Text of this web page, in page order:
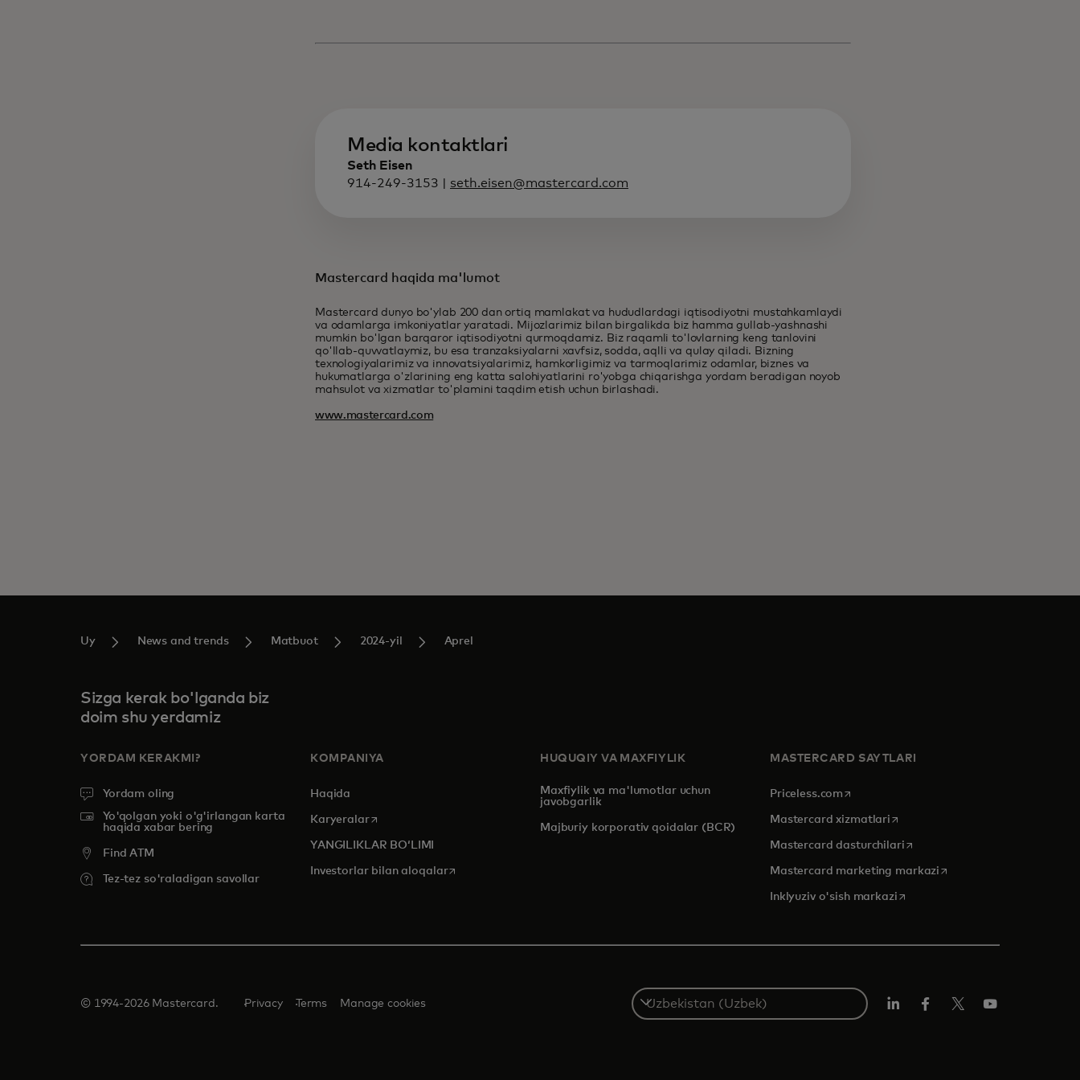
Media kontaktlari
Seth Eisen
914-249-3153 | seth.eisen@mastercard.com
Mastercard haqida ma'lumot
Mastercard dunyo bo'ylab 200 dan ortiq mamlakat va hududlardagi iqtisodiyotni mustahkamlaydi
va odamlarga imkoniyatlar yaratadi. Mijozlarimiz bilan birgalikda biz hamma gullab-yashnashi
mumkin bo'lgan barqaror iqtisodiyotni qurmoqdamiz. Biz raqamli to'lovlarning keng tanlovini
qo'llab-quvvatlaymiz, bu esa tranzaksiyalarni xavfsiz, sodda, aqlli va qulay qiladi. Bizning
texnologiyalarimiz va innovatsiyalarimiz, hamkorligimiz va tarmoqlarimiz odamlar, biznes va
hukumatlarga o'zlarining eng katta salohiyatlarini ro'yobga chiqarishga yordam beradigan noyob
mahsulot va xizmatlar to'plamini taqdim etish uchun birlashadi.
www.mastercard.com
Uy News and trends Matbuot 2024-yil Aprel
Sizga kerak bo'lganda biz
doim shu yerdamiz
YORDAM KERAKMI?
Yordam oling
Yo'qolgan yoki o'g'irlangan karta
haqida xabar bering
Find ATM
Tez-tez so'raladigan savollar
KOMPANIYA
Haqida
Karyeralaropens in a new tab
YANGILIKLAR BOʻLIMI
Investorlar bilan aloqalaropens in a new tab
HUQUQIY VA MAXFIYLIK
Maxfiylik va ma'lumotlar uchun
javobgarlik
Majburiy korporativ qoidalar (BCR)
MASTERCARD SAYTLARI
Priceless.com opens in a new tab
Mastercard xizmatlari opens in a new tab
Mastercard dasturchilariopens in a new tab
Mastercard marketing markazi opens in a new tab
Inklyuziv o'sish markaziopens in a new tab
© 1994-2026 Mastercard. Privacy Terms Manage cookies
Select
a
country